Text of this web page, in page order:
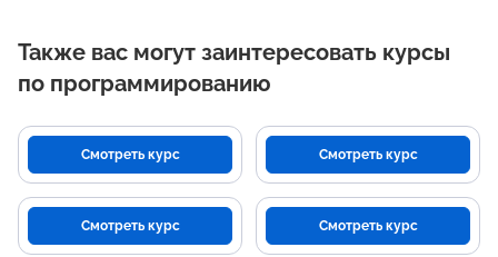
Также вас могут заинтересовать курсы
по программированию
Смотреть курс Смотреть курс
Смотреть курс Смотреть курс